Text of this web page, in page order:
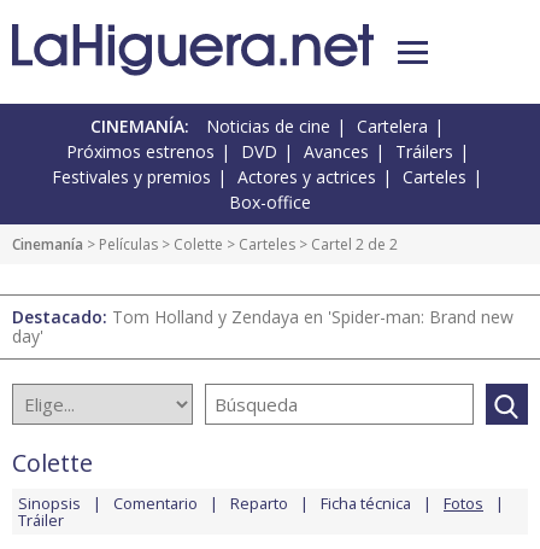
CINEMANÍA: Noticias de cine
Cartelera
Próximos estrenos
DVD Avances
Tráilers
Festivales y premios
Actores y actrices
Carteles
Box-office
Cinemanía > Películas > Colette > Carteles > Cartel 2 de 2
Destacado: Tom Holland y Zendaya en 'Spider-man: Brand new
day'
Colette
Sinopsis Comentario Reparto Ficha técnica Fotos
Tráiler